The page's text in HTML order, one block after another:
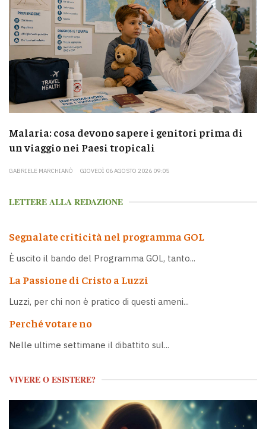
Malaria: cosa devono sapere i genitori prima di
un viaggio nei Paesi tropicali
GABRIELE MARCHIANÒ GIOVEDÌ 06 AGOSTO 2026 09:05
LETTERE ALLA REDAZIONE
Segnalate criticità nel programma GOL
È uscito il bando del Programma GOL, tanto...
La Passione di Cristo a Luzzi
Luzzi, per chi non è pratico di questi ameni...
Perché votare no
Nelle ultime settimane il dibattito sul...
VIVERE O ESISTERE?